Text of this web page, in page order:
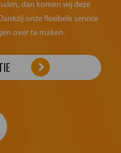
dan komen wij deze
onze flexibele service
over te maken.